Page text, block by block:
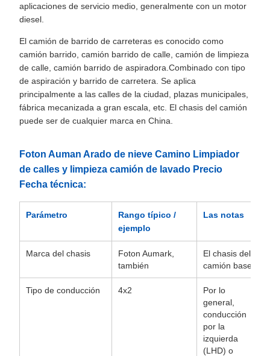
aplicaciones de servicio medio, generalmente con un motor
diesel.
El camión de barrido de carreteras es conocido como
camión barrido, camión barrido de calle, camión de limpieza
de calle, camión barrido de aspiradora.Combinado con tipo
de aspiración y barrido de carretera. Se aplica
principalmente a las calles de la ciudad, plazas municipales,
fábrica mecanizada a gran escala, etc. El chasis del camión
puede ser de cualquier marca en China.
Foton Auman Arado de nieve Camino Limpiador
de calles y limpieza camión de lavado Precio
Fecha técnica:
Parámetro
Rango típico /
ejemplo
Las notas
Marca del chasis
Foton Aumark,
también
El chasis del
camión base.
Tipo de conducción 4x2
Por lo
general,
conducción
por la
izquierda
(LHD) o